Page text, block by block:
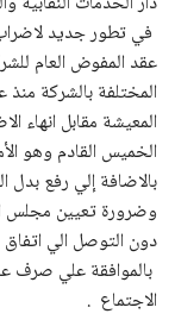
في تطور جديد
عقد المفوض العام
المعيشة مقابل انهاء
الخميس القادم وهو
وضرورة تعيين مجلس
دون التوصل الي
الاجتماع .